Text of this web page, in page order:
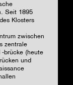
Seit 1895
Klosters
zwischen
zentrale
-brücke (heute
und